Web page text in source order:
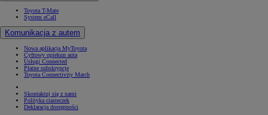
Toyota T-Mate
System eCall
Komunikacja z autem
Nowa aplikacja MyToyota
Cyfrowy opiekun auta
Usługi Connected
Płatne subskrypcje
Toyota Connectivity Match
Skontaktuj się z nami
Polityka ciasteczek
Deklaracja dostępności